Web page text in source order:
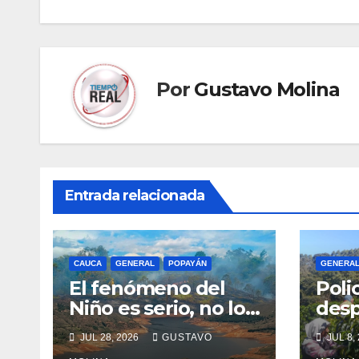
entradas
Por Gustavo Molina
Entrada relacionada
CAUCA GENERAL POPAYÁN
El fenómeno del
Niño es serio, no lo
tome a juego
JUL 28, 2026 GUSTAVO
GENERAL
JUL 8,